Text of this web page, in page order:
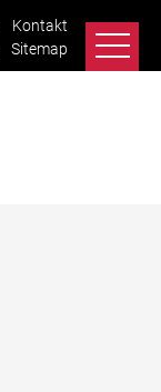
Kontakt
Sitemap